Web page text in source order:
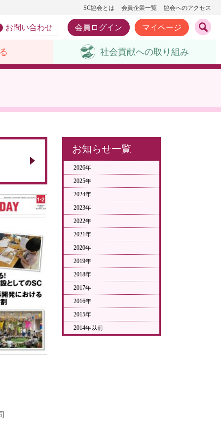
SC協会とは 会員企業一覧 協会へのアクセス
お問い合わせ 会員ログイン マイページ
社会貢献への取り組み
お知らせ一覧
2026年
2025年
2024年
2023年
2022年
2021年
2020年
2019年
2018年
2017年
2016年
2015年
2014年以前